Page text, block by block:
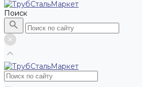
Поиск